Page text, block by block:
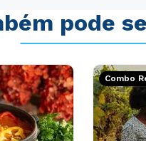
pode
Combo
acordo com aPolítica de
meus dados sejam
conteúdos da Cruzeiro do Sul.
acordo com aPolítica de
meus dados sejam
conteúdos da Cruzeiro do Sul.